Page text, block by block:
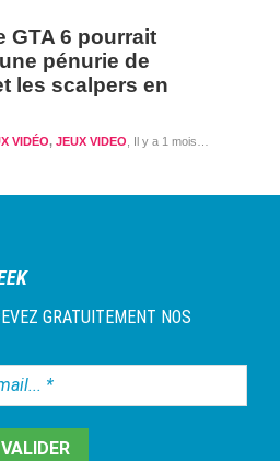
GTA 6 pourrait
pénurie de
les scalpers en
Il y a 1 mois et 1 semaine
VIDÉO, JEUX VIDEO
GRATUITEMENT NOS